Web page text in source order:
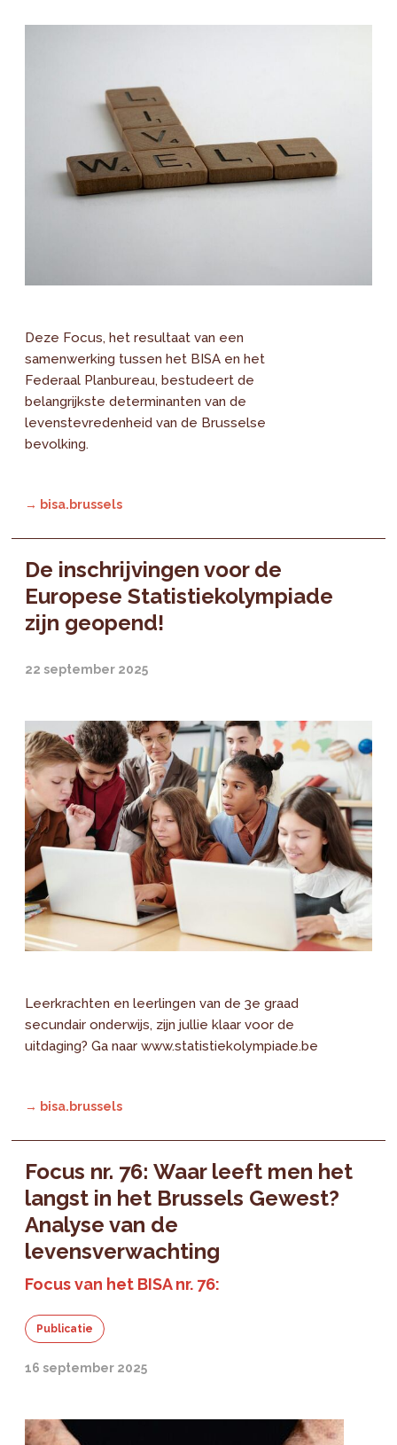
Deze Focus, het resultaat van een
samenwerking tussen het BISA en het
Federaal Planbureau, bestudeert de
belangrijkste determinanten van de
levenstevredenheid van de Brusselse
bevolking.
→ bisa.brussels
De inschrijvingen voor de
Europese Statistiekolympiade
zijn geopend!
22 september 2025
Leerkrachten en leerlingen van de 3e graad
secundair onderwijs, zijn jullie klaar voor de
uitdaging? Ga naar www.statistiekolympiade.be
→ bisa.brussels
Focus nr. 76: Waar leeft men het
langst in het Brussels Gewest?
Analyse van de
levensverwachting
Focus van het BISA nr. 76:
Publicatie
16 september 2025